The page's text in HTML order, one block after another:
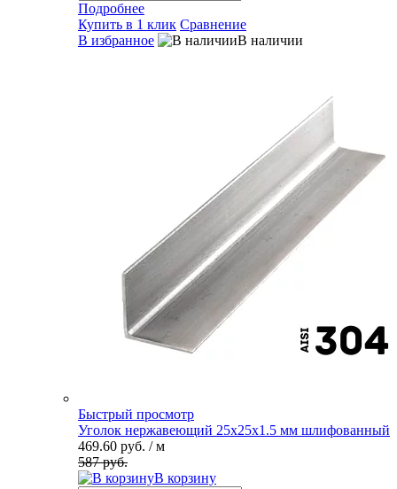
Подробнее
Купить в 1 клик Сравнение
В избранное
В наличии
Быстрый просмотр
Уголок нержавеющий 25х25х1.5 мм шлифованный
469.60 руб. / м
587 руб.
В корзину